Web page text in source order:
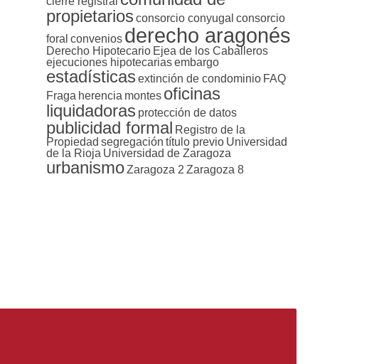
propietarios consorcio conyugal consorcio
foral convenios derecho aragonés
Derecho Hipotecario Ejea de los Caballeros
ejecuciones hipotecariasembargo
estadísticas extinción de condominio FAQ
Fraga herencia montes oficinas
liquidadoras protección de datos
publicidad formal Registro de la
Propiedad segregación título previo Universidad
de la Rioja Universidad de Zaragoza
urbanismoZaragoza 2 Zaragoza 8